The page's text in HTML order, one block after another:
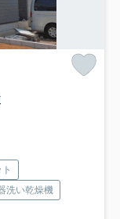
洗い乾燥機